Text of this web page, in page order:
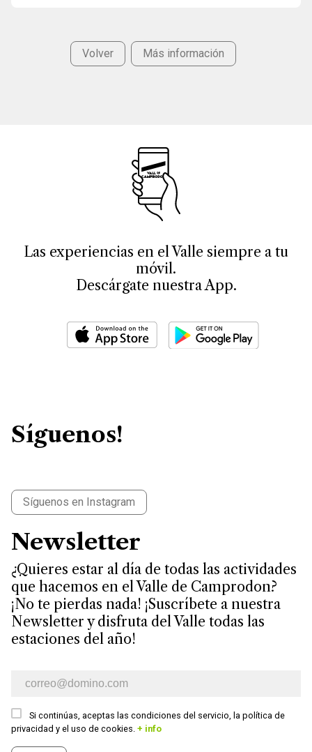
Volver Más información
Las experiencias en el Valle siempre a tu
móvil.
Descárgate nuestra App.
Síguenos!
Síguenos en Instagram
Newsletter
¿Quieres estar al día de todas las actividades
que hacemos en el Valle de Camprodon?
¡No te pierdas nada! ¡Suscríbete a nuestra
Newsletter y disfruta del Valle todas las
estaciones del año!
Boletín de información para e-mail
Si continúas, aceptas las condiciones del servicio, la política de
privacidad y el uso de cookies. + info